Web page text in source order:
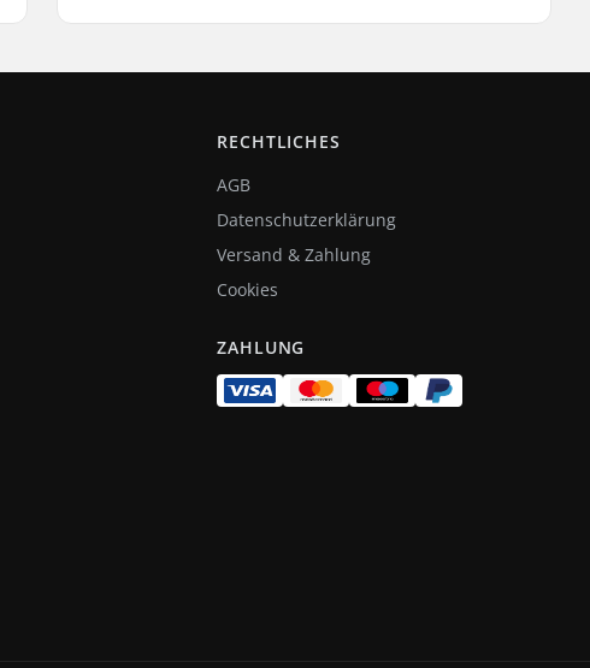
RECHTLICHES
AGB
Datenschutzerklärung
Versand & Zahlung
Cookies
ZAHLUNG